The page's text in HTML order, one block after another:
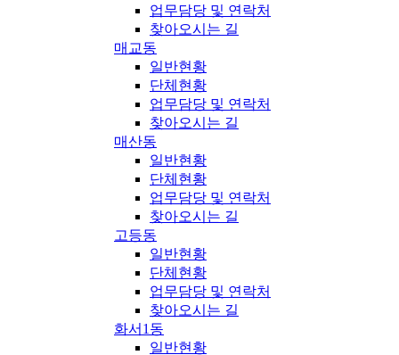
업무담당 및 연락처
찾아오시는 길
매교동
일반현황
단체현황
업무담당 및 연락처
찾아오시는 길
매산동
일반현황
단체현황
업무담당 및 연락처
찾아오시는 길
고등동
일반현황
단체현황
업무담당 및 연락처
찾아오시는 길
화서1동
일반현황